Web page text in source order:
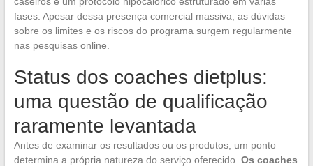
fases. Apesar dessa presença comercial massiva, as dúvidas
sobre os limites e os riscos do programa surgem regularmente
nas pesquisas online.
Status dos coaches dietplus:
uma questão de qualificação
raramente levantada
Antes de examinar os resultados ou os produtos, um ponto
determina a própria natureza do serviço oferecido. Os coaches